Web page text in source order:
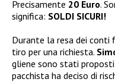
Precisamente 20 Euro.
significa: SOLDI SICURI!
Durante la resa dei conti
tiro per una richiesta.
gliene sono stati proposti
pacchista ha deciso di